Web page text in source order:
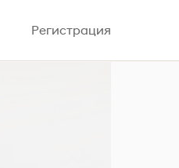
Регистрация